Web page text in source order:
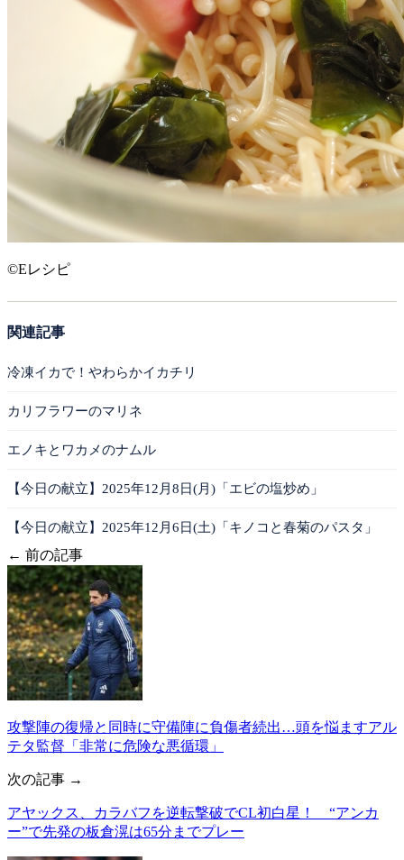
©Eレシピ
関連記事
冷凍イカで！やわらかイカチリ
カリフラワーのマリネ
エノキとワカメのナムル
【今日の献立】2025年12月8日(月)「エビの塩炒め」
【今日の献立】2025年12月6日(土)「キノコと春菊のパスタ」
← 前の記事
攻撃陣の復帰と同時に守備陣に負傷者続出…頭を悩ますアル
テタ監督「非常に危険な悪循環」
次の記事 →
アヤックス、カラバフを逆転撃破でCL初白星！ “アンカ
ー”で先発の板倉滉は65分までプレー